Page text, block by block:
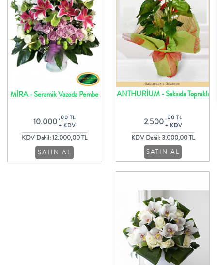
MİRA - Seramik Vazoda Pembe
10.000 ,00 TL
+ KDV
KDV Dahil: 12.000,00 TL
SATIN AL
ANTHURİUM - Saksıda Topraklı
2.500 ,00 TL
+ KDV
KDV Dahil: 3.000,00 TL
SATIN AL